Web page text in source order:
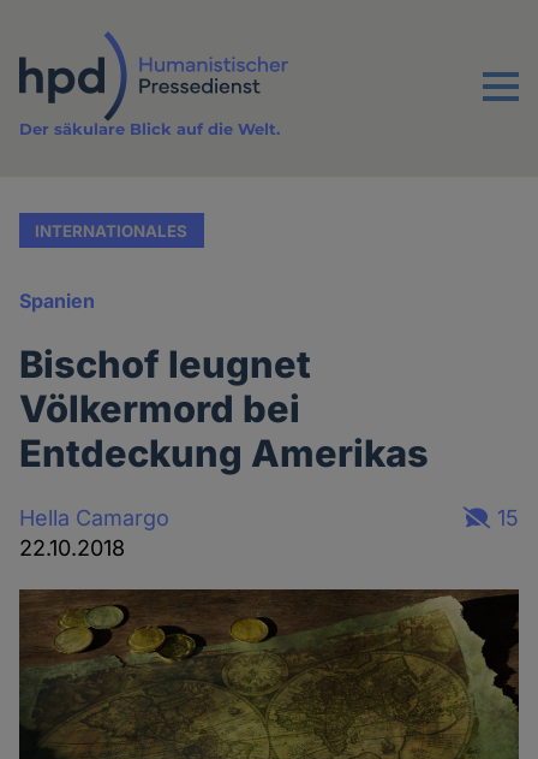
Inhalt
Menu
Der säkulare Blick auf die Welt.
INTERNATIONALES
Spanien
Bischof leugnet
Völkermord bei
Entdeckung Amerikas
Hella Camargo
22.10.2018
15